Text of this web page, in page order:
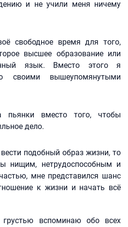
и не учили меня ничему
свободное время для того,
высшее образование или
язык. Вместо этого я
своими вышеупомянутыми
пьянки вместо того, чтобы
дело.
подобный образ жизни, то
нищим, нетрудоспособным и
мне представился шанс
к жизни и начать всё
вспоминаю обо всех